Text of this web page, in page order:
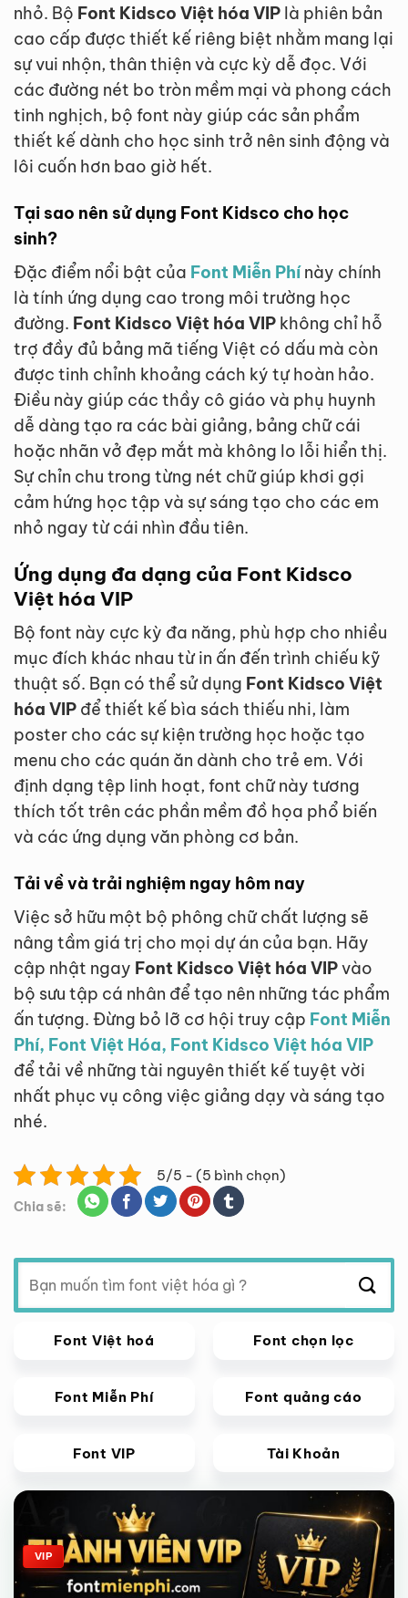
nhỏ. Bộ Font Kidsco Việt hóa VIP là phiên bản
cao cấp được thiết kế riêng biệt nhằm mang lại
sự vui nhộn, thân thiện và cực kỳ dễ đọc. Với
các đường nét bo tròn mềm mại và phong cách
tinh nghịch, bộ font này giúp các sản phẩm
thiết kế dành cho học sinh trở nên sinh động và
lôi cuốn hơn bao giờ hết.
Tại sao nên sử dụng Font Kidsco cho học
sinh?
Đặc điểm nổi bật của Font Miễn Phínày chính
là tính ứng dụng cao trong môi trường học
đường. Font Kidsco Việt hóa VIP không chỉ hỗ
trợ đầy đủ bảng mã tiếng Việt có dấu mà còn
được tinh chỉnh khoảng cách ký tự hoàn hảo.
Điều này giúp các thầy cô giáo và phụ huynh
dễ dàng tạo ra các bài giảng, bảng chữ cái
hoặc nhãn vở đẹp mắt mà không lo lỗi hiển thị.
Sự chỉn chu trong từng nét chữ giúp khơi gợi
cảm hứng học tập và sự sáng tạo cho các em
nhỏ ngay từ cái nhìn đầu tiên.
Ứng dụng đa dạng của Font Kidsco
Việt hóa VIP
Bộ font này cực kỳ đa năng, phù hợp cho nhiều
mục đích khác nhau từ in ấn đến trình chiếu kỹ
thuật số. Bạn có thể sử dụng Font Kidsco Việt
hóa VIP để thiết kế bìa sách thiếu nhi, làm
poster cho các sự kiện trường học hoặc tạo
menu cho các quán ăn dành cho trẻ em. Với
định dạng tệp linh hoạt, font chữ này tương
thích tốt trên các phần mềm đồ họa phổ biến
và các ứng dụng văn phòng cơ bản.
Tải về và trải nghiệm ngay hôm nay
Việc sở hữu một bộ phông chữ chất lượng sẽ
nâng tầm giá trị cho mọi dự án của bạn. Hãy
cập nhật ngay Font Kidsco Việt hóa VIPvào
bộ sưu tập cá nhân để tạo nên những tác phẩm
ấn tượng. Đừng bỏ lỡ cơ hội truy cập Font Miễn
Phí, Font Việt Hóa, Font Kidsco Việt hóa VIP
để tải về những tài nguyên thiết kế tuyệt vời
nhất phục vụ công việc giảng dạy và sáng tạo
nhé.
5/5 - (5 bình chọn)
Chia sẽ:
Tìm
kiếm:
Font Việt hoá Font chọn lọc
Font Miễn Phí Font quảng cáo
Font VIP Tài Khoản
Giảm giá!
VIP